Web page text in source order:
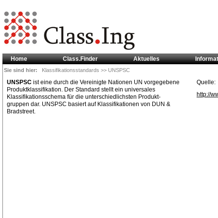
Sie sind hier: Klassifikationsstandards >> UNSPSC
Home Class.Finder Aktuelles
UNSPSC ist eine durch die Vereinigte Nationen UN vorgegebene
Produktklassifikation. Der Standard stellt ein universales
Klassifikationsschema für die unterschiedlichsten Produkt-
gruppen dar. UNSPSC basiert auf Klassifikationen von DUN &
Bradstreet.
Quelle:
http://